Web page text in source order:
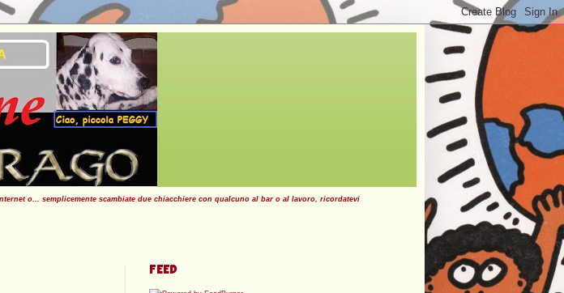
o... semplicemente scambiate due chiacchiere con qualcuno al bar o al lavoro, ricordatevi
FEED